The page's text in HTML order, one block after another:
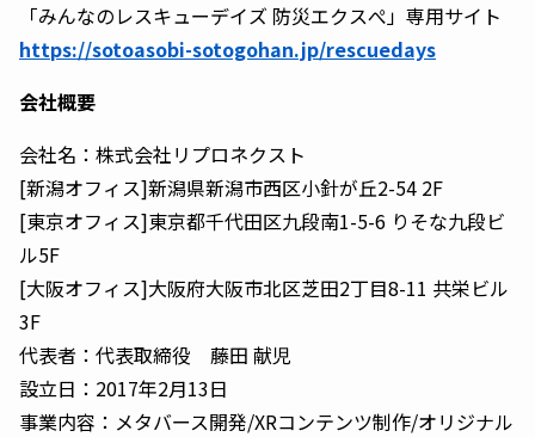
「みんなのレスキューデイズ 防災エクスぺ」専用サイト
https://sotoasobi-sotogohan.jp/rescuedays
会社概要
会社名：株式会社リプロネクスト
[新潟オフィス]新潟県新潟市西区小針が丘2-54 2F
[東京オフィス]東京都千代田区九段南1-5-6 りそな九段ビ
ル5F
[大阪オフィス]大阪府大阪市北区芝田2丁目8-11 共栄ビル
3F
代表者：代表取締役 藤田 献児
設立日：2017年2月13日
事業内容：メタバース開発/XRコンテンツ制作/オリジナル